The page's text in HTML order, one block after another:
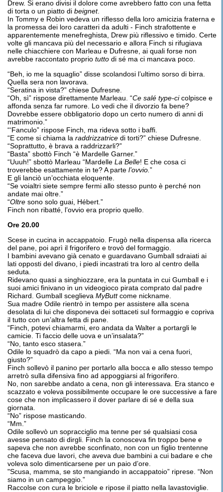
Drew. Si erano divisi il dolore come avrebbero fatto con una fetta
di torta o un piatto di beignet.
In Tommy e Robin vedeva un riflesso della loro amicizia fraterna e
la promessa dei loro caratteri da adulti - Finch strafottente e
apparentemente menefreghista, Drew più riflessivo e timido. Certe
volte gli mancava più del necessario e allora Finch si rifugiava
nelle chiacchiere con Marleau e Dufresne, ai quali forse non
avrebbe raccontato proprio tutto di sé ma ci mancava poco.
“Beh, io me la squaglio” disse scolandosi l’ultimo sorso di birra.
Quella sera non lavorava.
“Seratina in vista?” chiese Dufresne.
“Oh, sì” rispose direttamente Marleau. “Ce salé type-cicolpisce e
affonda senza far rumore. Lo vedi che il divorzio fa bene?
Dovrebbe essere obbligatorio dopo un certo numero di anni di
matrimonio.”
“‘Fanculo” rispose Finch, ma rideva sotto i baffi.
“E come si chiama la raddrizzatrice di torti?” chiese Dufresne.
“Soprattutto, è brava a raddrizzarli?”
“Basta” sbottò Finch “è Mardelle Garner.”
“Uuuh!” sbottò Marleau “Mardelle La Belle! E che cosa ci
troverebbe esattamente in te? A parte l’ovvio. ”
E gli lanciò un’occhiata eloquente.
“Se voialtri siete sempre fermi allo stesso punto è perché non
andate mai oltre.”
“Oltre sono solo guai, Hébert.”
Finch non ribatté, l’ovvio era proprio quello.
Ore 20.00
Scese in cucina in accappatoio. Frugò nella dispensa alla ricerca
del pane, poi aprì il frigorifero e trovò del formaggio.
I bambini avevano già cenato e guardavano Gumball sdraiati ai
lati opposti del divano, i piedi incastrati tra loro al centro della
seduta.
Ridevano quasi a singhiozzare, era la puntata in cui Gumball e i
suoi amici finivano in un videogioco pirata comprato dal padre
Richard. Gumball sceglieva MyButtcome nickname.
Sua madre Odile rientrò in tempo per assistere alla scena
desolata di lui che disponeva dei sottaceti sul formaggio e copriva
il tutto con un’altra fetta di pane.
“Finch, potevi chiamarmi, ero andata da Walter a portargli le
camicie. Ti faccio delle uova e un’insalata?”
“No, tanto esco stasera.”
Odile lo squadrò da capo a piedi. “Ma non vai a cena fuori,
giusto?”
Finch sollevò il panino per portarlo alla bocca e allo stesso tempo
arretrò sulla difensiva fino ad appoggiarsi al frigorifero.
No, non sarebbe andato a cena, non gli interessava. Era stanco e
scazzato e voleva possibilmente occupare le ore successive a fare
cose che non implicassero il dover parlare di sé e della sua
giornata.
“No” rispose masticando.
“Mm.”
Odile sollevò un sopracciglio ma tenne per sé qualsiasi cosa
avesse pensato di dirgli. Finch la conosceva fin troppo bene e
sapeva che non avrebbe sconfinato, non con un figlio trentenne
che faceva due lavori, che aveva due bambini a cui badare e che
voleva solo dimenticarsene per un paio d’ore.
"Scusa, mamma, se sto mangiando in accappatoio” riprese. “Non
siamo in un campeggio.”
Raccolse con cura le briciole e ripose il piatto nella lavastoviglie.